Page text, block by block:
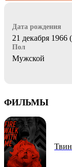
Дата рождения
21 декабря 1966
Пол
Мужской
ФИЛЬМЫ